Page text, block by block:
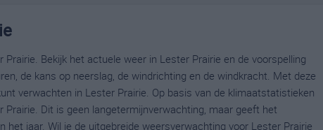
Bekijk het actuele weer in Lester Prairie en de voorspelling
de kans op neerslag, de windrichting en de windkracht. Met deze
verwachten in Lester Prairie. Op basis van de klimaatstatistieken
Dit is geen langetermijnverwachting, maar geeft het
het jaar. Wil je de uitgebreide weersverwachting voor Lester Prairie